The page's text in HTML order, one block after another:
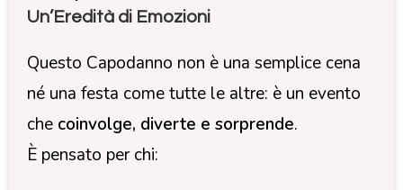
Un’Eredità di Emozioni
Questo Capodanno non è una semplice cena
né una festa come tutte le altre: è un evento
che coinvolge, diverte e sorprende.
È pensato per chi: